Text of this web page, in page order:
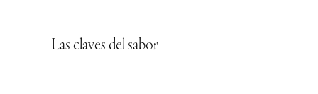
Las claves del sabor